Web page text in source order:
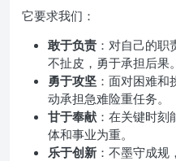
它要求我们：
敢于负责 ：对自己的职
不扯皮，勇于承担后果。
勇于攻坚 ：面对困难
动承担急难险重任务。
甘于奉献 ：在关键时
体和事业为重。
乐于创新 ：不墨守成